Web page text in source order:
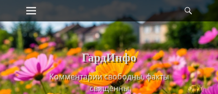
Skip
to
content
Primary Menu
ГардИнфо
Комментарии свободны, факты
священны